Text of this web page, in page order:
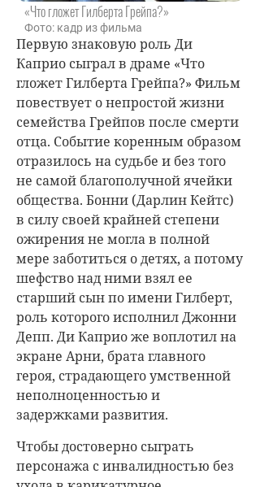
«Что гложет Гилберта Грейпа?»
Фото: кадр из фильма
Первую знаковую роль Ди
Каприо сыграл в драме «Что
гложет Гилберта Грейпа?» Фильм
повествует о непростой жизни
семейства Грейпов после смерти
отца. Событие коренным образом
отразилось на судьбе и без того
не самой благополучной ячейки
общества. Бонни (Дарлин Кейтс)
в силу своей крайней степени
ожирения не могла в полной
мере заботиться о детях, а потому
шефство над ними взял ее
старший сын по имени Гилберт,
роль которого исполнилДжонни
Депп. Ди Каприо же воплотил на
экране Арни, брата главного
героя, страдающего умственной
неполноценностью и
задержками развития.
Чтобы достоверно сыграть
персонажа с инвалидностью без